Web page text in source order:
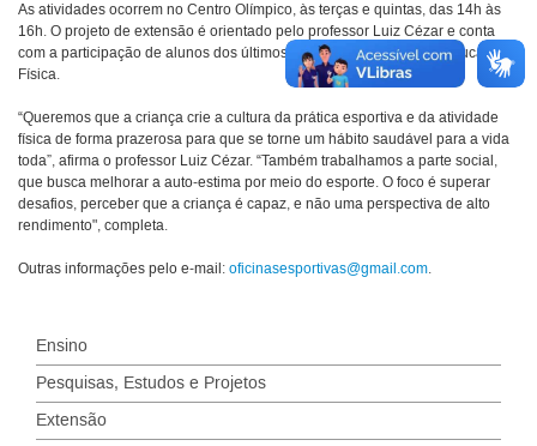
As atividades ocorrem no Centro Olímpico, às terças e quintas, das 14h às
16h. O projeto de extensão é orientado pelo professor Luiz Cézar e conta
com a participação de alunos dos últimos semestres do curso de Educação
Física.
“Queremos que a criança crie a cultura da prática esportiva e da atividade
física de forma prazerosa para que se torne um hábito saudável para a vida
toda”, afirma o professor Luiz Cézar. “Também trabalhamos a parte social,
que busca melhorar a auto-estima por meio do esporte. O foco é superar
desafios, perceber que a criança é capaz, e não uma perspectiva de alto
rendimento", completa.
Outras informações pelo e-mail: oficinasesportivas@gmail.com.
Ensino
Pesquisas, Estudos e Projetos
Extensão